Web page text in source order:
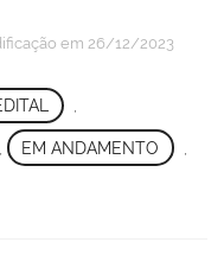
em 26/12/2023
EM ANDAMENTO